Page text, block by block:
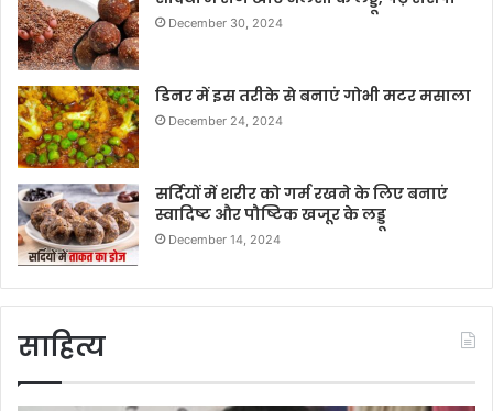
December 30, 2024
डिनर में इस तरीके से बनाएं गोभी मटर मसाला
December 24, 2024
सर्दियों में शरीर को गर्म रखने के लिए बनाएं
स्वादिष्ट और पौष्टिक खजूर के लड्डू
December 14, 2024
साहित्य